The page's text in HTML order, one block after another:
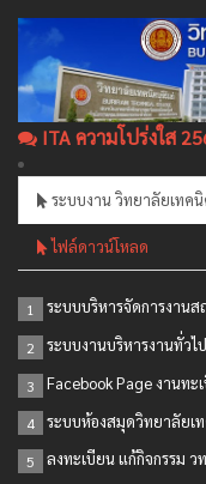
ITA ความโปร่งใส
ระบบงาน วิทยาลัยเทค
ไฟล์ดาวน์โหลด
1 ระบบบริหารจัดการงาน
2 ระบบงานบริหารงานทั่วไป
3 Facebook Page งานทะ
4 ระบบห้องสมุดวิทยาลัยเ
5 ลงทะเบียน แก้กิจกรรม ว